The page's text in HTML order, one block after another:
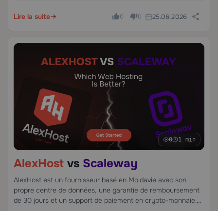
français du cloud fondé en 1999 avec une infrastructure sur
Lire la suite 0 0 25.06.2026
0 1 min
AlexHost vs Scaleway
AlexHost est un fournisseur basé en Moldavie avec son
propre centre de données, une garantie de remboursement
de 30 jours et un support de paiement en crypto-monnaie.